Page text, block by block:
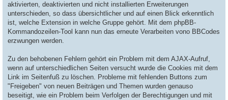
aktivierten, deaktivierten und nicht installierten Erweiterungen
unterschieden, so dass übersichtlicher und auf einen Blick erkenntlich
ist, welche Extension in welche Gruppe gehört. Mit dem phpBB-
Kommandozeilen-Tool kann nun das erneute Verarbeiten vono BBCodes
erzwungen werden.
Zu den behobenen Fehlern gehört ein Problem mit dem AJAX-Aufruf,
wenn auf unterschiedlichen Seiten versucht wurde die Cookies mit dem
Link im Seitenfuß zu löschen. Probleme mit fehlenden Buttons zum
"Freigeben" von neuen Beiträgen und Themen wurden genauso
beseitigt, wie ein Problem beim Verfolgen der Berechtigungen und mit